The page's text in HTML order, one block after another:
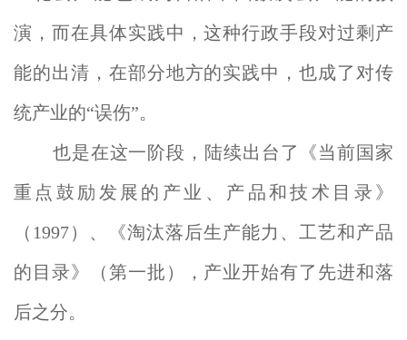
演，而在具体实践中，这种行政手段对过剩产
能的出清，在部分地方的实践中，也成了对传
统产业的“误伤”。
也是在这一阶段，陆续出台了《当前国家
重点鼓励发展的产业、产品和技术目录》
（1997）、《淘汰落后生产能力、工艺和产品
的目录》（第一批），产业开始有了先进和落
后之分。